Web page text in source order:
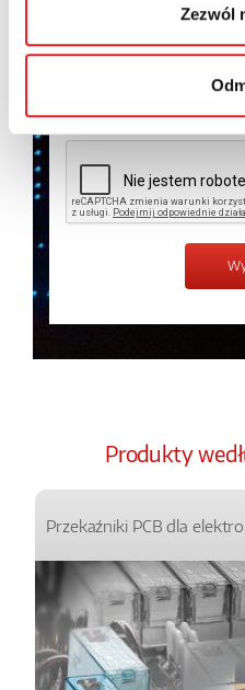
Zezwól
osobowych przez
prywatności.*
Produkty
Przekaźniki PCB dla